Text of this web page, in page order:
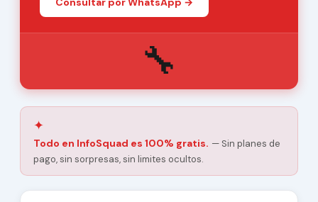
🔧
✦
Todo en InfoSquad es 100% gratis. — Sin planes de
pago, sin sorpresas, sin limites ocultos.